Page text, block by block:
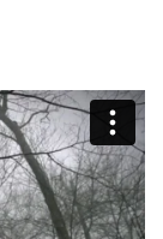
onVimeo.